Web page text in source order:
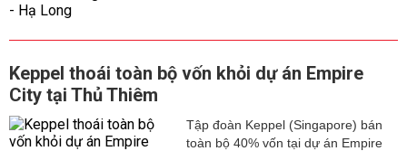
Keppel thoái toàn bộ vốn khỏi dự án Empire
City tại Thủ Thiêm
Tập đoàn Keppel (Singapore) bán
toàn bộ 40% vốn tại dự án Empire